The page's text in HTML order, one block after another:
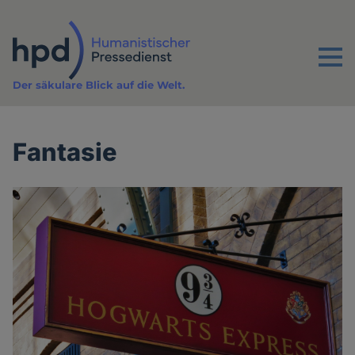
Inhalt
Menu
Der säkulare Blick auf die Welt.
Fantasie